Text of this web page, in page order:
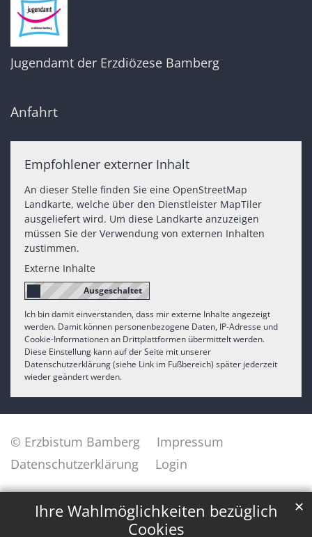
Ihre Wahlmöglichkeiten bezüglich
Cookies
✕
Jugendamt der Erzdiözese Bamberg
Anfahrt
Empfohlener externer Inhalt
An dieser Stelle finden Sie eine OpenStreetMap
Landkarte, welche über den Dienstleister MapTiler
ausgeliefert wird. Um diese Landkarte anzuzeigen
müssen Sie der Verwendung von externen Inhalten
zustimmen.
Externe Inhalte
Ich bin damit einverstanden, dass mir externe Inhalte angezeigt
werden. Damit können personenbezogene Daten, IP-Adresse und
Cookie-Informationen an Drittplattformen übermittelt werden.
Diese Einstellung kann auf der Seite mit unserer
Datenschutzerklärung (siehe Link im Fußbereich) später jederzeit
wieder geändert werden.
© Erzbistum Bamberg
Impressum
Datenschutzerklärung
Login